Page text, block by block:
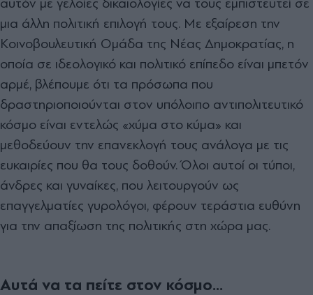
µια άλλη πολιτική επιλογή τους. Με εξαίρεση την
Κοινοβουλευτική Οµάδα της Νέας ∆ηµοκρατίας, η
οποία σε ιδεολογικό και πολιτικό επίπεδο είναι µπετόν
αρµέ, βλέπουµε ότι τα πρόσωπα που
δραστηριοποιούνται στον υπόλοιπο αντιπολιτευτικό
κόσµο είναι εντελώς «χύµα στο κύµα» και
µεθοδεύουν την επανεκλογή τους ανάλογα µε τις
ευκαιρίες που θα τους δοθούν. Όλοι αυτοί οι τύποι,
άνδρες και γυναίκες, που λειτουργούν ως
επαγγελµατίες γυρολόγοι, φέρουν τεράστια ευθύνη
για την απαξίωση της πολιτικής στη χώρα µας.
Αυτά να τα πείτε στον κόσμο...